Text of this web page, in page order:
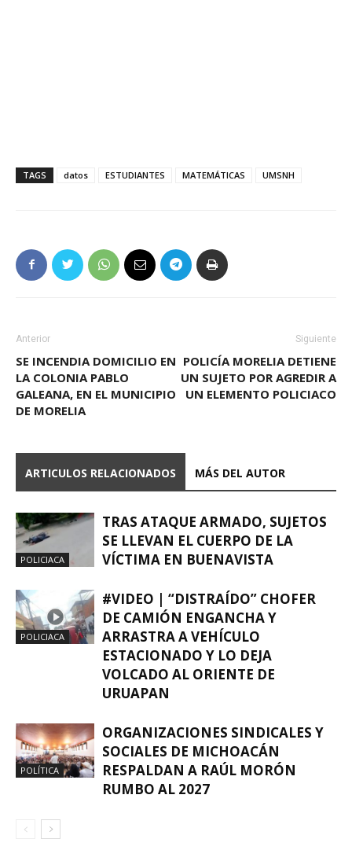
TAGS datos ESTUDIANTES MATEMÁTICAS UMSNH
Anterior
SE INCENDIA DOMICILIO EN
LA COLONIA PABLO
GALEANA, EN EL MUNICIPIO
DE MORELIA
Siguiente
POLICÍA MORELIA DETIENE
UN SUJETO POR AGREDIR A
UN ELEMENTO POLICIACO
ARTICULOS RELACIONADOS MÁS DEL AUTOR
POLICIACA
TRAS ATAQUE ARMADO, SUJETOS
SE LLEVAN EL CUERPO DE LA
VÍCTIMA EN BUENAVISTA
POLICIACA
#VIDEO | “DISTRAÍDO” CHOFER
DE CAMIÓN ENGANCHA Y
ARRASTRA A VEHÍCULO
ESTACIONADO Y LO DEJA
VOLCADO AL ORIENTE DE
URUAPAN
POLÍTICA
ORGANIZACIONES SINDICALES Y
SOCIALES DE MICHOACÁN
RESPALDAN A RAÚL MORÓN
RUMBO AL 2027